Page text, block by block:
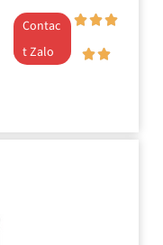
Contac
t Zalo